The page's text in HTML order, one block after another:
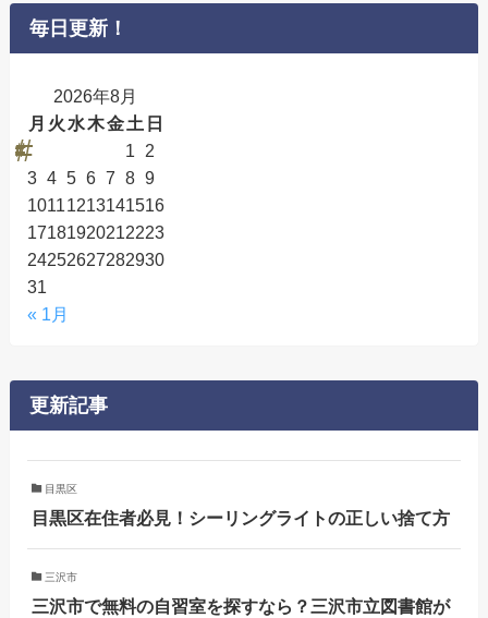
毎日更新！
2026年8月
月 火 水木金土 日
1
2
3 4 5 6 7 8 9
10111213141516
17181920212223
24252627282930
31
« 1月
更新記事
目黒区
目黒区在住者必見！シーリングライトの正しい捨て方
三沢市
三沢市で無料の自習室を探すなら？三沢市立図書館が